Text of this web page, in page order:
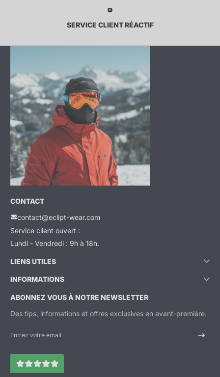
SERVICE CLIENT RÉACTIF
CONTACT
contact@eclipt-wear.com
Service client ouvert :
Lundi - Vendredi : 9h à 18h.
LIENS UTILES
INFORMATIONS
ABONNEZ VOUS À NOTRE NEWSLETTER
Des tips, informations et offres exclusives en avant-première.
Entrez votre email